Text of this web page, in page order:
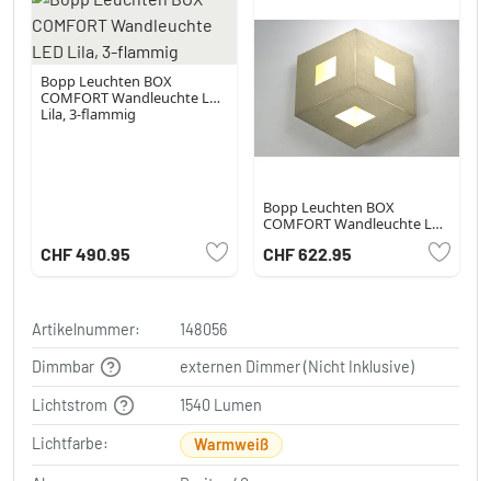
Bopp Leuchten BOX
COMFORT Wandleuchte LED
Lila, 3-flammig
CHF 490.95
Bopp Leuchten BOX
COMFORT Wandleuchte LED
CHF 622.95
Artikelnummer:
148056
Dimmbar
externen Dimmer (Nicht Inklusive)
Lichtstrom 1540 Lumen
Lichtfarbe: Warmweiß